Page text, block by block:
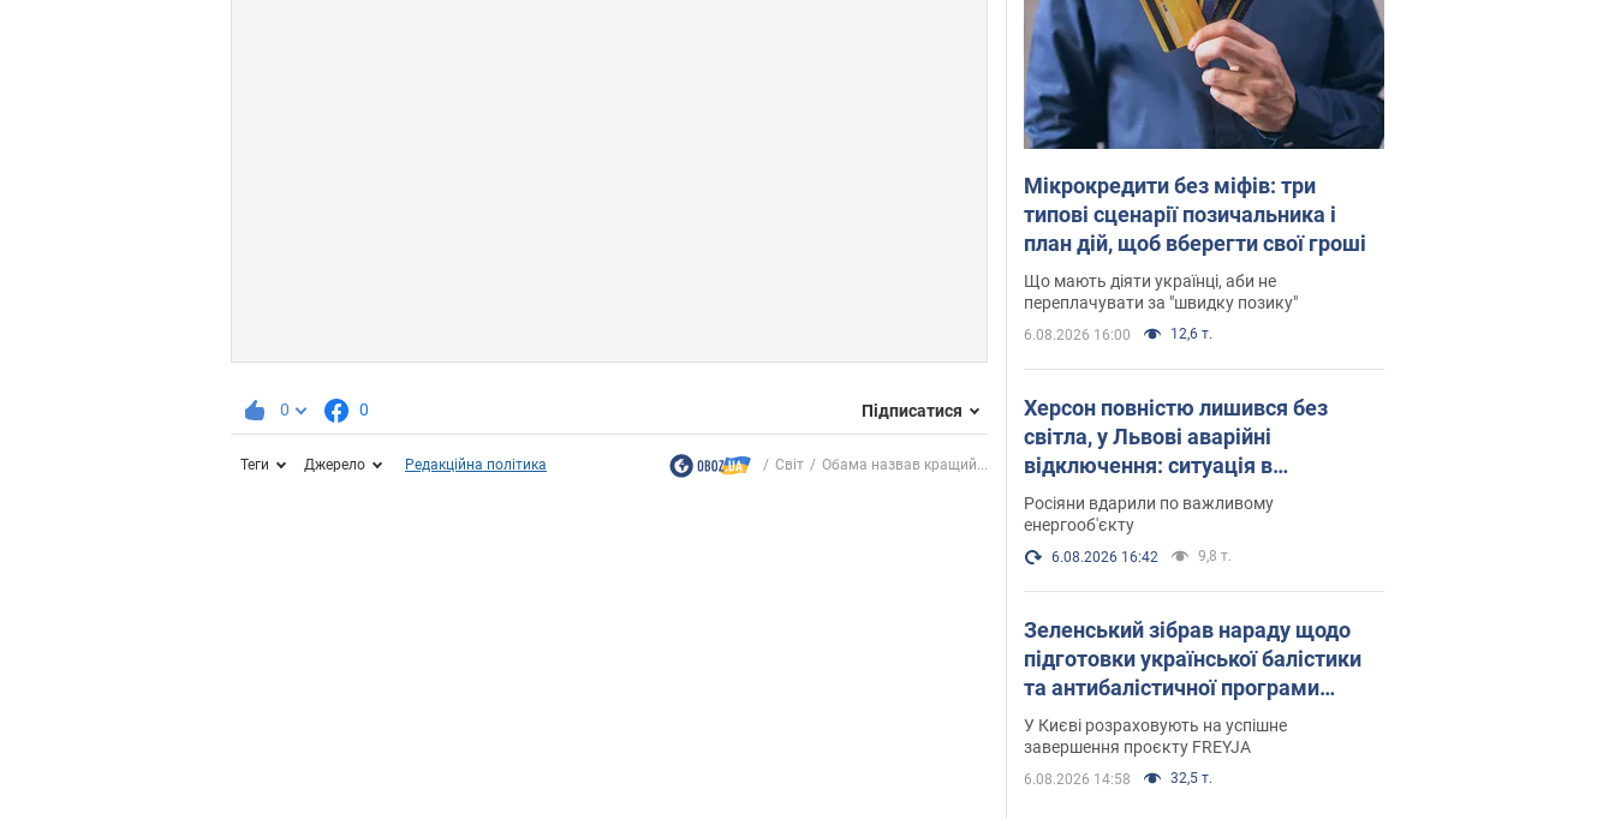
0 0 Підписатися
Теги Джерело Редакційна політика Світ Обама назвав кращий...
Мікрокредити без міфів: три
типові сценарії позичальника і
план дій, щоб вберегти свої гроші
Що мають діяти українці, аби не
переплачувати за "швидку позику"
6.08.2026 16:00 12,6 т.
Херсон повністю лишився без
світла, у Львові аварійні
відключення: ситуація в
енергосистемі 6 серпня
Росіяни вдарили по важливому
енергооб'єкту
6.08.2026 16:42 9,8 т.
Зеленський зібрав нараду щодо
підготовки української балістики
та антибалістичної програми
FREYJA: які рішення готуються
У Києві розраховують на успішне
завершення проєкту FREYJA
6.08.2026 14:58 32,5 т.